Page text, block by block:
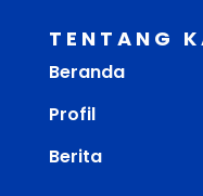
TENTANG
Beranda
Profil
Berita